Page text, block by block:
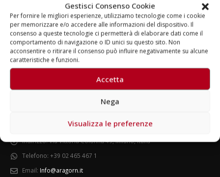
Gestisci Consenso Cookie
Per fornire le migliori esperienze, utilizziamo tecnologie come i cookie
per memorizzare e/o accedere alle informazioni del dispositivo. Il
consenso a queste tecnologie ci permetterà di elaborare dati come il
comportamento di navigazione o ID unici su questo sito. Non
acconsentire o ritirare il consenso può influire negativamente su alcune
caratteristiche e funzioni.
Accetta
Nega
Visualizza le preferenze
webinar gratuito
LEGGI DI PIÙ...
straordinaria per Fondazione
3 giugno 2026 – Al Teatro
Fraschini di Pavia il concerto
inaugurale di UniON –
una campagna per rafforzare
l’assistenza domiciliare
Indirizzo:Via Vittoria Colonna 49, Milano, Italia
Telefono: +39 02 465 467 1
Email: Info@aragorn.it